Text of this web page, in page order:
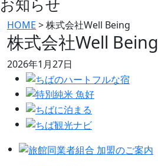
お知らせ
HOME >株式会社Well Being
株式会社Well Being
2026年1月27日